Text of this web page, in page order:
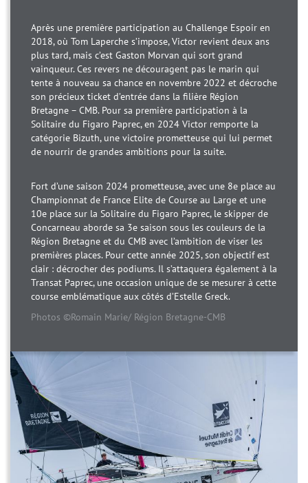
Après une première participation au Challenge Espoir en
2018, où Tom Laperche s’impose, Victor revient deux ans
plus tard, mais c’est Gaston Morvan qui sort grand
vainqueur. Ces revers ne découragent pas le marin qui
tente à nouveau sa chance en novembre 2022 et décroche
son précieux ticket d’entrée dans la filière Région
Bretagne – CMB. Pour sa première participation à la
Solitaire du Figaro Paprec, en 2024 Victor remporte la
catégorie Bizuth, une victoire prometteuse qui lui permet
de nourrir de grandes ambitions pour la suite.
Fort d’une saison 2024 prometteuse, avec une 8e place au
Championnat de France Elite de Course au Large et une
10e place sur la Solitaire du Figaro Paprec, le skipper de
Concarneau aborde sa 3e saison sous les couleurs de la
Région Bretagne et du CMB avec l’ambition de viser les
premières places. Pour cette année 2025, son objectif est
clair : décrocher des podiums. Il s’attaquera également à la
Transat Paprec, une occasion unique de se mesurer à cette
course emblématique aux côtés d’Estelle Greck.
Photos ©️Romain Marie/ Région Bretagne-CMB